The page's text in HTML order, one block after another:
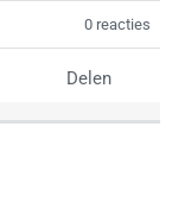
0 reacties
Delen